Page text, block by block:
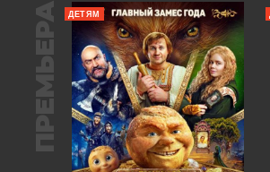
ПРЕМЬЕРА ДЕТЯМ